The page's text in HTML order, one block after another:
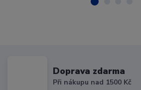
Doprava zdarma
Při nákupu nad 1500 Kč